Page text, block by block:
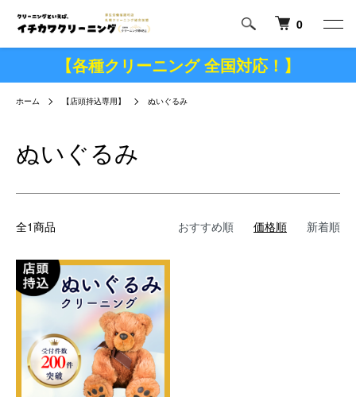
0
【各種クリーニング 全国対応！】
ホーム 【店頭持込専用】 ぬいぐるみ
ぬいぐるみ
全1商品 おすすめ順 価格順 新着順